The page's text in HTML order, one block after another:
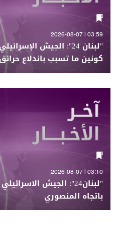
03:59 | 2026-08-07
"لبنان 24": الجيش
كونين ما تسبب باندلاع حرائق
03:10 | 2026-08-07
"لبنان24": الجيش
باتجاه المنصوري